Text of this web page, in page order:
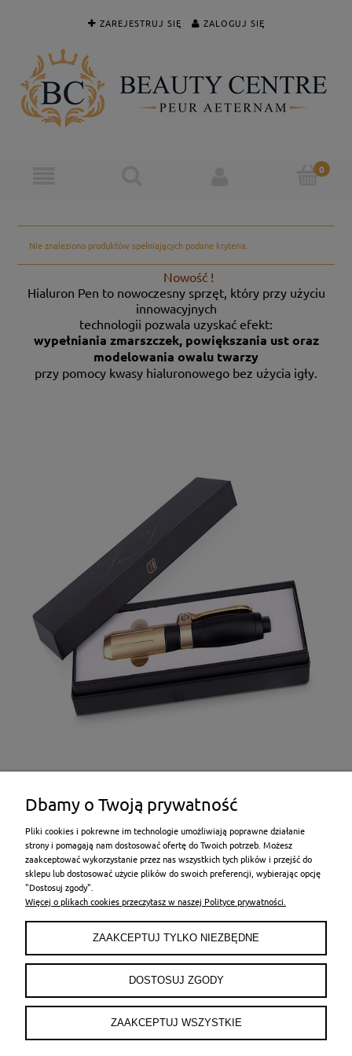
ZAREJESTRUJ SIĘ ZALOGUJ SIĘ
Nie znaleziono produktów spełniających podane kryteria.
Nowość !
Hialuron Pen to nowoczesny sprzęt, który przy użyciu
innowacyjnych
technologii pozwala uzyskać efekt:
wypełniania zmarszczek, powiększania ust oraz
modelowania owalu twarzy
przy pomocy kwasy hialuronowego bez użycia igły.
POMOC
PŁATNOŚCI I DOSTAWA
INFORMACJE
Dbamy o Twoją prywatność
Pliki cookies i pokrewne im technologie umożliwiają poprawne działanie
strony i pomagają nam dostosować ofertę do Twoich potrzeb. Możesz
zaakceptować wykorzystanie przez nas wszystkich tych plików i przejść do
sklepu lub dostosować użycie plików do swoich preferencji, wybierając opcję
"Dostosuj zgody".
Więcej o plikach cookies przeczytasz w naszej Polityce prywatności.
ZAAKCEPTUJ TYLKO NIEZBĘDNE
DOSTOSUJ ZGODY
ZAAKCEPTUJ WSZYSTKIE